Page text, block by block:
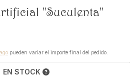
"Suculenta"
pueden variar el importe final del pedido.
EN STOCK